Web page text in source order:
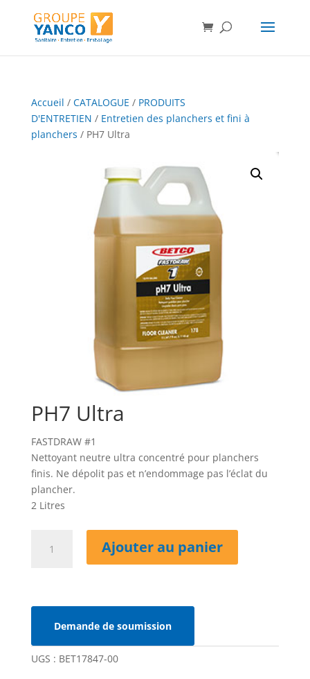
Accueil / CATALOGUE / PRODUITS
D'ENTRETIEN / Entretien des planchers et fini à
planchers / PH7 Ultra
PH7 Ultra
FASTDRAW #1
Nettoyant neutre ultra concentré pour planchers
finis. Ne dépolit pas et n’endommage pas l’éclat du
plancher.
2 Litres
Ajouter au panier
Demande de soumission
UGS : BET17847-00